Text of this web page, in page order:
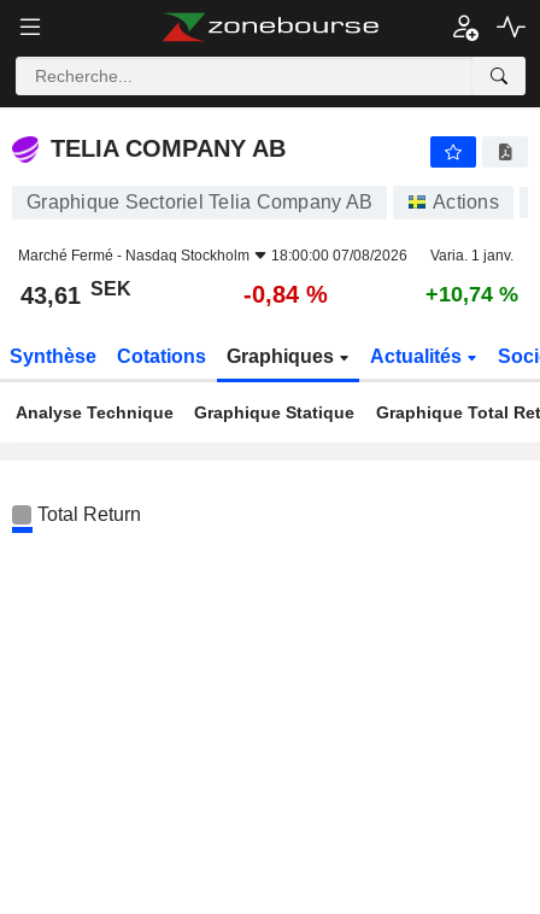
TELIA COMPANY AB
TELIA COMPANY AB
Graphique Sectoriel Telia Company AB Actions
Marché Fermé - Nasdaq Stockholm 18:00:00 07/08/2026 Varia. 1 janv.
43,61 SEK -0,84 % +10,74 %
Synthèse Cotations Graphiques Actualités
Analyse Technique Graphique Statique Graphique Total
Total Return